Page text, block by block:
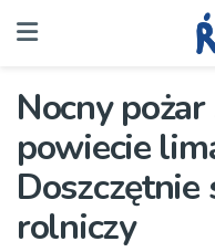
Nocny
powiecie
Doszczętnie
rolniczy